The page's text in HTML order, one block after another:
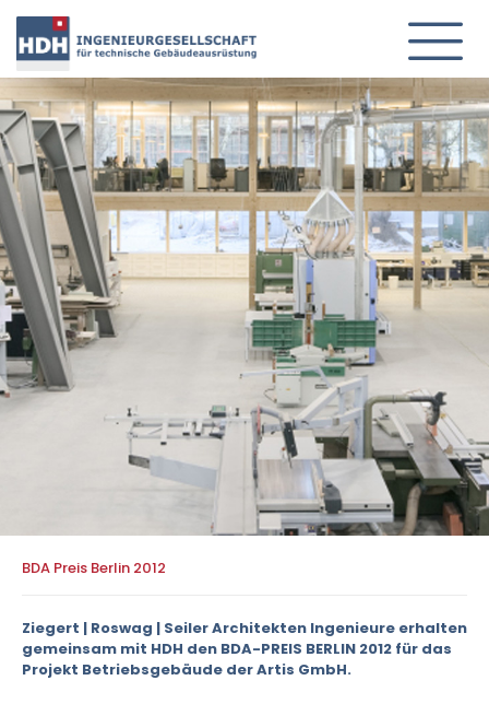
BDA Preis Berlin 2012
Ziegert | Roswag | Seiler Architekten Ingenieure erhalten
gemeinsam mit HDH den BDA-PREIS BERLIN 2012 für das
Projekt Betriebsgebäude der Artis GmbH.